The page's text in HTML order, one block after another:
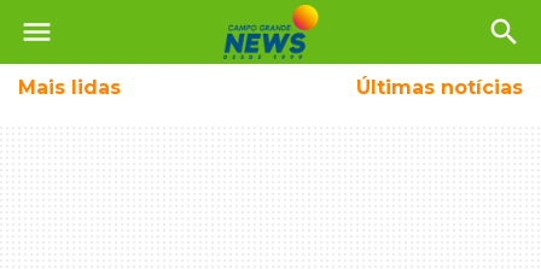
menu search
Mais lidas Últimas notícias